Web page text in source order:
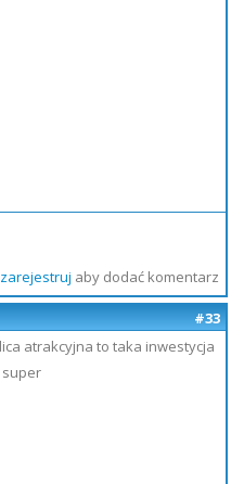
zarejestruj aby dodać komentarz
#33
atrakcyjna to taka inwestycja
super